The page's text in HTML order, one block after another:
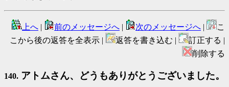
上へ | 前のメッセージへ | 次のメッセージへ |
こ
こから後の返答を全表示 |
返答を書き込む |
訂正する |
削除する
140. アトムさん、どうもありがとうございました。